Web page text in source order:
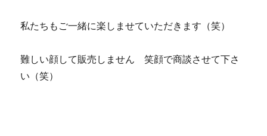
私たちもご一緒に楽しませていただきます（笑）
難しい顔して販売しません 笑顔で商談させて下さ
い（笑）